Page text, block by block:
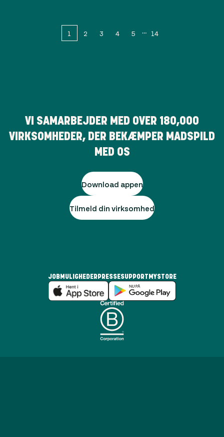
1 2 3 4 5 14
VI SAMARBEJDER MED OVER 180,000
VIRKSOMHEDER, DER BEKÆMPER MADSPILD
MED OS
Download appen
Tilmeld din virksomhed
JOBMULIGHEDERPRESSESUPPORT MYSTORE